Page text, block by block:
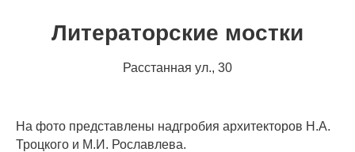
Литераторские мостки
Расстанная ул., 30
На фото представлены надгробия архитекторов Н.А.
Троцкого и М.И. Рославлева.